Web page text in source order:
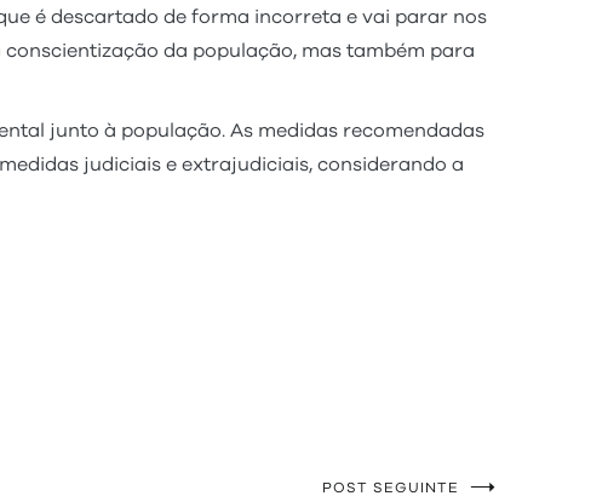
é descartado de forma incorreta e vai parar nos
da população, mas também para
junto à população. As medidas recomendadas
judiciais e extrajudiciais, considerando a
POST SEGUINTE